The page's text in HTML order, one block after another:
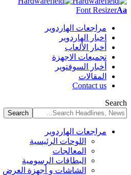
Font ResizerAa
مراجعات الهاردوير
اخبار الهاردوير
أخبار الألعاب
تجميعات الاجهزة
أخبار السوفتوير
المقالات
Contact us
Search
مراجعات الهاردوير
اللوحات الرئيسية
المعالجات
البطاقات الرسومية
الشاشات و أجهزة العرض